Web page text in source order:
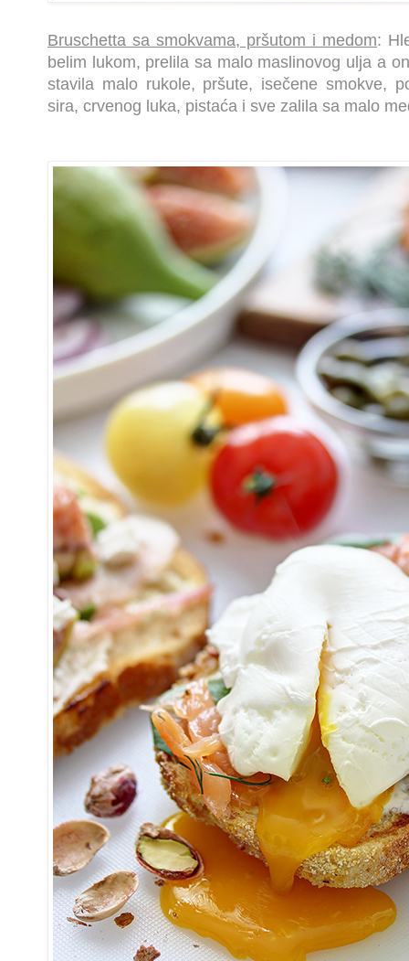
Bruschetta sa smokvama, pršutom i medom:
belim lukom, prelila sa malo maslinovog ulja a
stavila malo rukole, pršute, isečene smokve,
sira, crvenog luka, pistaća i sve zalila sa malo